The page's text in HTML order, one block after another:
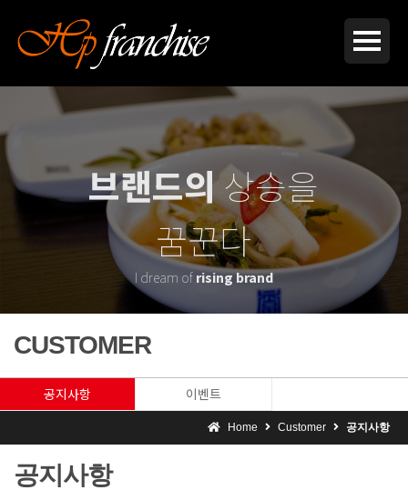
브랜드의 상승을
꿈꾼다
I dream of rising brand
CUSTOMER
공지사항 이벤트
Home Customer 공지사항
공지사항